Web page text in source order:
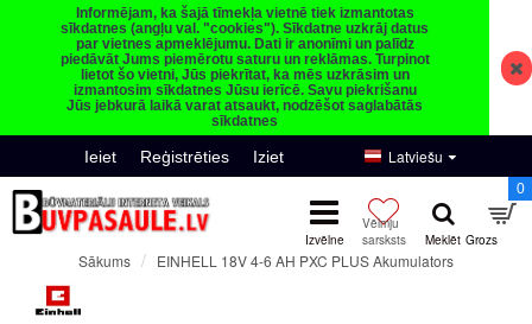
Informējam, ka šajā tīmekļa vietnē tiek izmantotas
sīkdatnes (angļu val. "cookies"). Sīkdatne uzkrāj datus
par vietnes apmeklējumu. Dati ir anonīmi un palīdz
piedāvāt Jums piemērotu saturu un reklāmas. Turpinot
lietot šo vietni, Jūs piekrītat, ka mēs uzkrāsim un
izmantosim sīkdatnes Jūsu ierīcē. Savu piekrišanu
Jūs jebkurā laikā varat atsaukt, nodzēšot saglabātās
sīkdatnes
Ieiet Reģistrēties Iziet Latviešu
0
Sākums EINHELL 18V 4-6 AH PXC PLUS Akumulators